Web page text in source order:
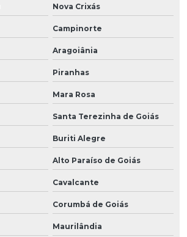
Nova Crixás
Campinorte
Aragoiânia
Piranhas
Mara Rosa
Santa Terezinha de Goiás
Buriti Alegre
Alto Paraíso de Goiás
Cavalcante
Corumbá de Goiás
Maurilândia